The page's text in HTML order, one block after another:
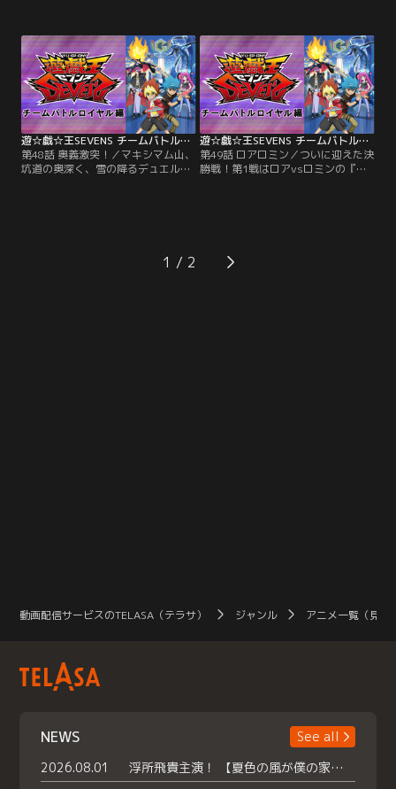
いた遊我は、誰もが楽しめる新しい
ルールを完成させていた。そんなあ
る日、隣のクラスのルークが「デュ
エルの王」の噂を伝える。興味津々
の遊我とルークがたどり着いた先に
待っていたのは…。【提供：バンダ
イチャンネル】
り、ゲッタとウシロウが現れる！彼
らがロアに代わる新たなリーダーと
して選んだのは、長身のイケメン
で、パリッとしたスーツに身を包ん
だ謎の人物だった…。【提供：バン
ダイチャンネル】
遊☆戯☆王SEVENS チームバトルロイヤル編 第48話
第48話 奥義激突！／マキシマム山、
坑道の奥深く、雪の降るデュエルフ
かなくも交差する幼い日の想い。あ
の日の空にもまた、粉雪が舞ってい
遊☆戯☆王SEVENS チームバトルロイヤル編 第49話
第49話 ロアロミン／ついに迎えた決
勝戦！第1戦はロアvsロミンの『ロ
たゲッタとウシロウは、じっとして
いられずに…。【提供：バンダイチ
1
動画配信サービスのTELASA（テラサ） ジャンル アニメ一覧（見放
NEWS
See all
2026.08.01
浮所飛貴主演！ 【夏色の風が僕の家にやってきた】 本日よりテラサで独占配信スタート！